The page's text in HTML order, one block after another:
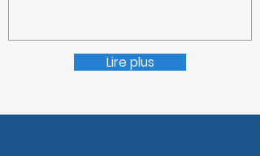
Lire plus